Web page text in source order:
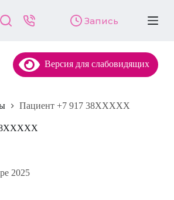
Запись
Версия для слабовидящих
Пациент +7 917 38XXXXX
2025